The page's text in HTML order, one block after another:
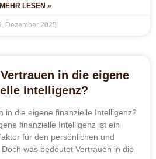
MEHR LESEN »
Dezember 2025
in die eigene
Intelligenz?
in die eigene finanzielle Intelligenz?
finanzielle Intelligenz ist ein
für den persönlichen und
was bedeutet Vertrauen in die